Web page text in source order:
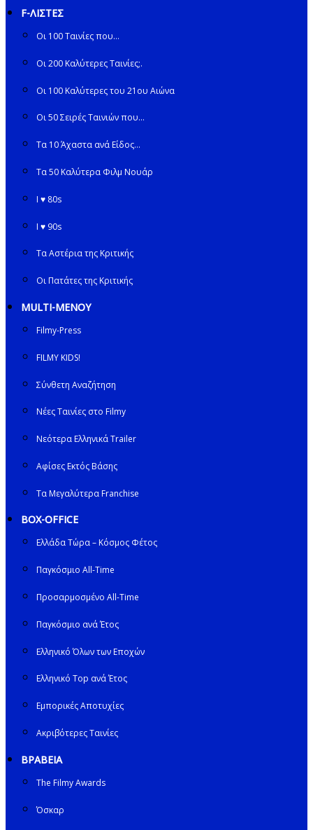
F-ΛΙΣΤΕΣ
Οι 100 Ταινίες που…
Οι 200 Καλύτερες Ταινίες;.
Οι 100 Καλύτερες του 21ου Αιώνα
Οι 50 Σειρές Ταινιών που…
Τα 10 Άχαστα ανά Είδος…
Τα 50 Καλύτερα Φιλμ Νουάρ
I ♥ 80s
I ♥ 90s
Τα Αστέρια της Κριτικής
Οι Πατάτες της Κριτικής
MULTI-ΜΕΝΟΥ
Filmy-Press
FILMY KIDS!
Σύνθετη Αναζήτηση
Νέες Ταινίες στο Filmy
Νεότερα Ελληνικά Trailer
Αφίσες Εκτός Βάσης
Τα Μεγαλύτερα Franchise
BOX-OFFICE
Ελλάδα Τώρα – Κόσμος Φέτος
Παγκόσμιο All-Time
Προσαρμοσμένο All-Time
Παγκόσμιο ανά Έτος
Ελληνικό Όλων των Εποχών
Ελληνικό Top ανά Έτος
Εμπορικές Αποτυχίες
Ακριβότερες Ταινίες
ΒΡΑΒΕΙΑ
The Filmy Awards
Όσκαρ